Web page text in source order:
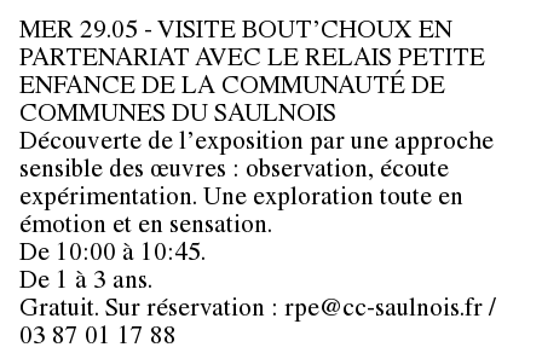
MER 29.05 - VISITE BOUT’CHOUX EN
PARTENARIAT AVEC LE RELAIS PETITE
ENFANCE DE LA COMMUNAUTÉ DE
COMMUNES DU SAULNOIS
Découverte de l’exposition par une approche
sensible des œuvres : observation, écoute
expérimentation. Une exploration toute en
émotion et en sensation.
De 10:00 à 10:45.
De 1 à 3 ans.
Gratuit. Sur réservation : rpe@cc-saulnois.fr /
03 87 01 17 88